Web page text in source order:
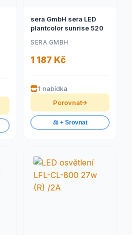
sera GmbH sera LED
plantcolor sunrise 520
SERA GMBH
1 187 Kč
1 nabídka
Porovnat
⚖️ + Srovnat